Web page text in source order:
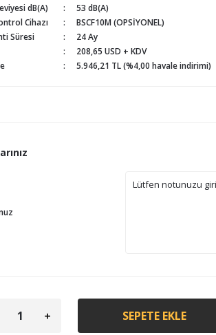
dB(A)
53 dB(A)
Cihazı
BSCF10M (OPSİYONEL)
Süresi
24 Ay
208,65 USD + KDV
5.946,21 TL (%4,00 havale indirimi)
SEPETE EKLE